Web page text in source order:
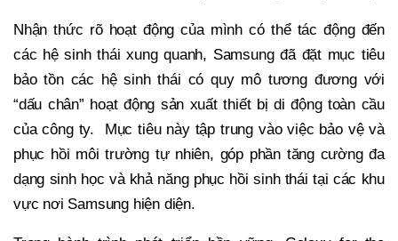
Nhận thức rõ hoạt động của mình có thể tác động đến
các hệ sinh thái xung quanh, Samsung đã đặt mục tiêu
bảo tồn các hệ sinh thái có quy mô tương đương với
“dấu chân” hoạt động sản xuất thiết bị di động toàn cầu
của công ty. Mục tiêu này tập trung vào việc bảo vệ và
phục hồi môi trường tự nhiên, góp phần tăng cường đa
dạng sinh học và khả năng phục hồi sinh thái tại các khu
vực nơi Samsung hiện diện.